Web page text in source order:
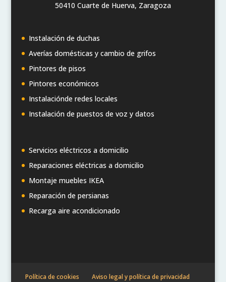
50410 Cuarte de Huerva, Zaragoza
Instalación de duchas
Averías domésticas y cambio de grifos
Pintores de pisos
Pintores económicos
Instalaciónde redes locales
Instalación de puestos de voz y datos
Servicios eléctricos a domicilio
Reparaciones eléctricas a domicilio
Montaje muebles IKEA
Reparación de persianas
Recarga aire acondicionado
Política de cookies Aviso legal y política de privacidad